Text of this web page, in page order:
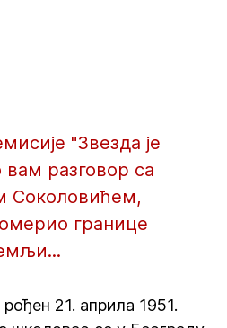
"Звезда је
разговор са
Соколовићем,
границе
21. априла 1951.